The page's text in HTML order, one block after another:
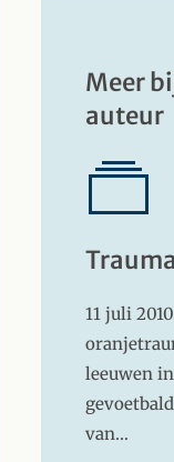
Meer
auteur
11 juli
leeuwen
van…